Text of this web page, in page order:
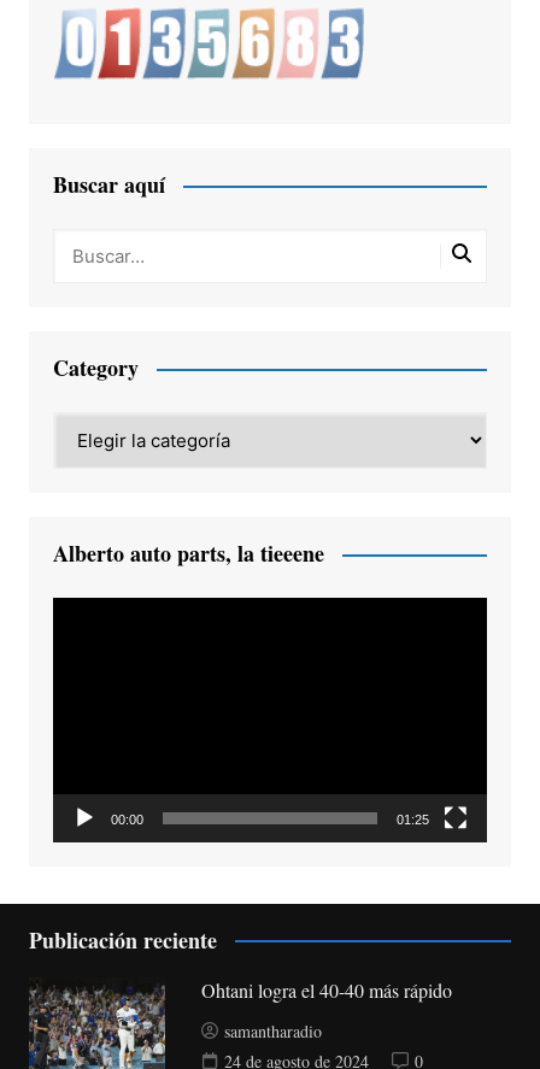
Buscar aquí
Category
Category
Alberto auto parts, la tieeene
00:00 01:25
Publicación reciente
Ohtani logra el 40-40 más rápido
samantharadio
24 de agosto de 2024
0